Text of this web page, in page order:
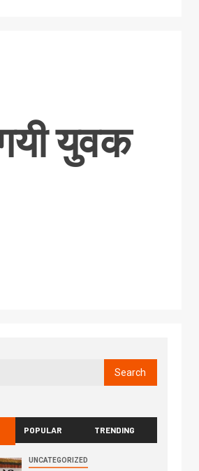
युवक
POPULAR TRENDING
UNCATEGORIZED